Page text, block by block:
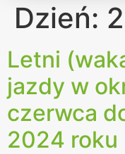
Dzień:
Letni
jazdy w
czerwca
2024 roku